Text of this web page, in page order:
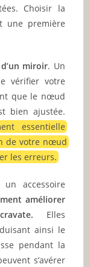
Choisir la
une première
miroir. Un
vérifier votre
que le nœud
bien ajustée.
essentielle
de votre nœud
les erreurs.
accessoire
améliorer
Elles
ainsi le
pendant la
s’avérer